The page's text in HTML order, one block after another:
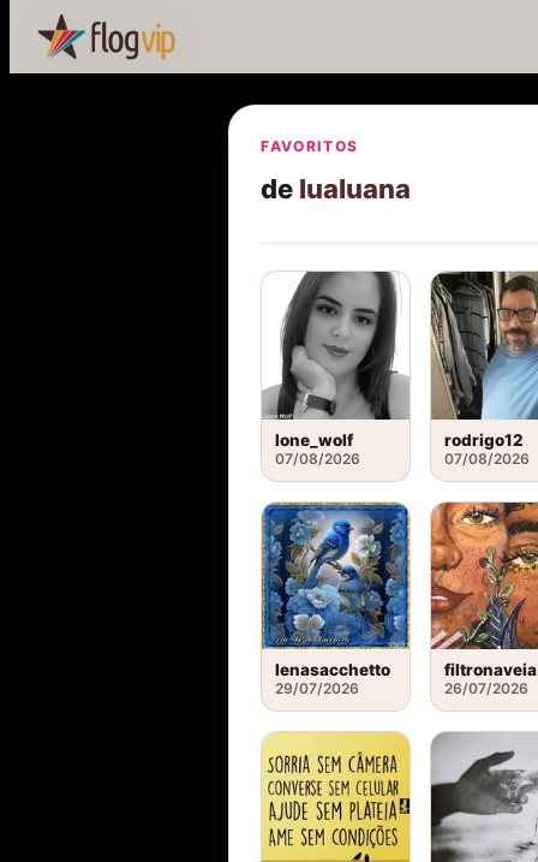
FAVORITOS
de lualuana
lone_wolf
07/08/2026
rodrigo12
07/08/2026
lenasacchetto
29/07/2026
filtronaveia
26/07/2026